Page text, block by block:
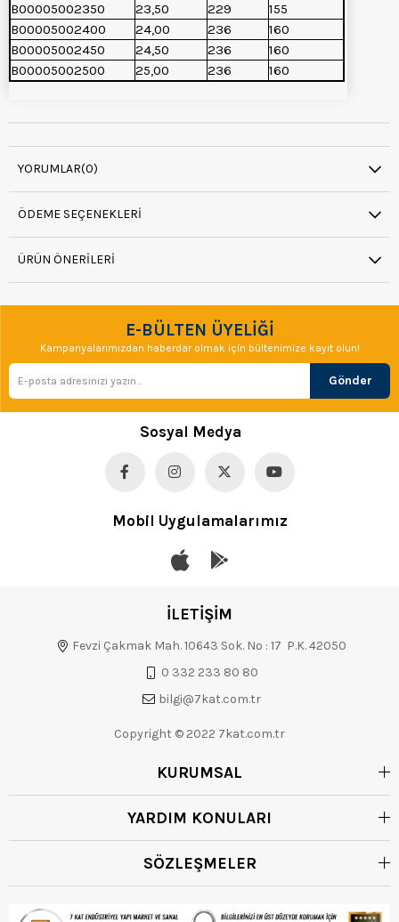
B00005002350
23,50 229
155
B00005002400
24,00 236
160
B00005002450
24,50 236
160
B00005002500
25,00 236 160
YORUMLAR(0)
ÖDEME SEÇENEKLERI
ÜRÜN ÖNERILERI
E-BÜLTEN ÜYELİĞİ
Kampanyalarımızdan haberdar olmak için bültenimize kayıt olun!
Gönder
Sosyal Medya
Mobil Uygulamalarımız
İLETİŞİM
Fevzi Çakmak Mah. 10643 Sok. No : 17 P.K. 42050
0 332 233 80 80
bilgi@7kat.com.tr
Copyright © 2022 7kat.com.tr
KURUMSAL
YARDIM KONULARI
SÖZLEŞMELER